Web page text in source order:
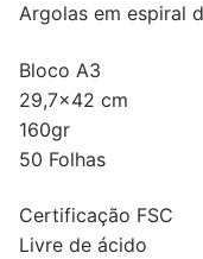
Argolas em espiral
Bloco A3
29,7×42 cm
160gr
50 Folhas
Certificação FSC
Livre de ácido